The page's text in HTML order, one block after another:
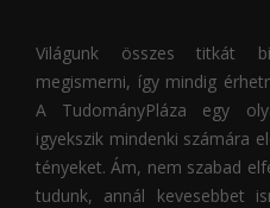
Világunk összes titkát
megismerni, így mindig
A TudományPláza egy
igyekszik mindenki számára
tényeket. Ám, nem szabad
tudunk, annál kevesebbet